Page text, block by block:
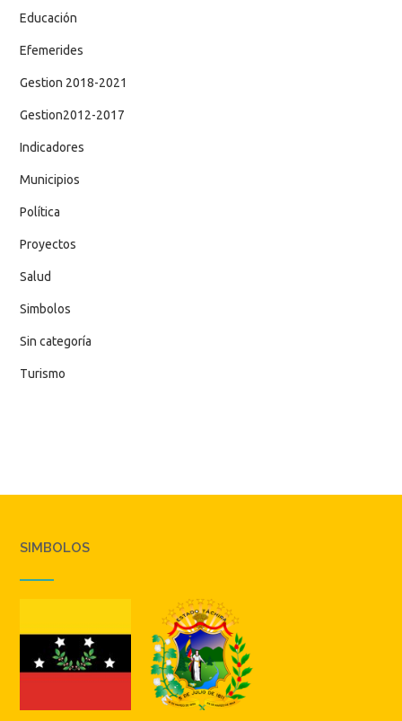
Educación
Efemerides
Gestion 2018-2021
Gestion2012-2017
Indicadores
Municipios
Política
Proyectos
Salud
Simbolos
Sin categoría
Turismo
SIMBOLOS